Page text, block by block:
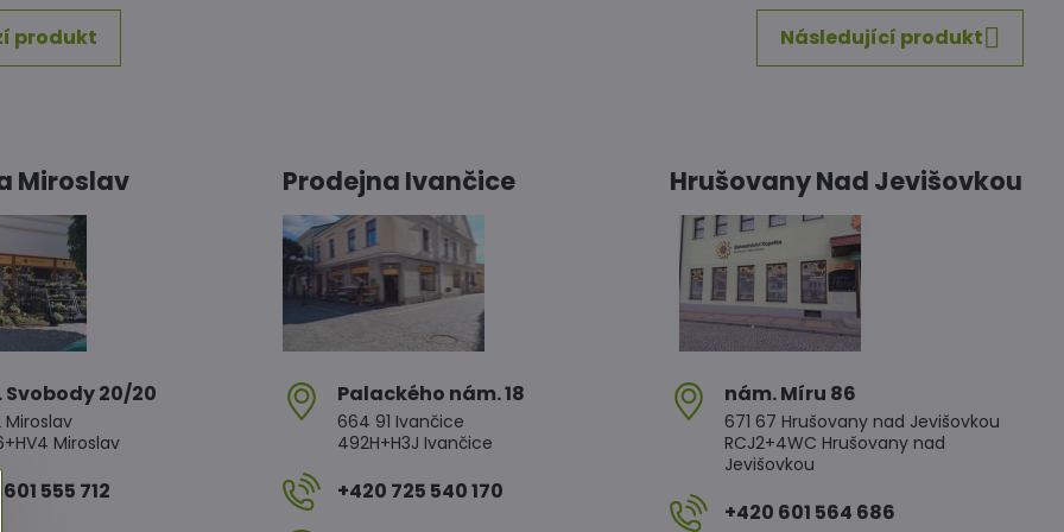
produkt Následující produkt
Miroslav
Svobody 20/20
Miroslav
Miroslav
601 555 712
Prodejna Ivančice
Palackého nám​. 18
664 91 Ivančice
492H+H3J Ivančice
+420 725 540 170
Hrušovany Nad Jevišovkou
nám​. Míru 86
671 67 Hrušovany nad Jevišovkou
RCJ2+4WC Hrušovany nad
Jevišovkou
+420 601 564 686